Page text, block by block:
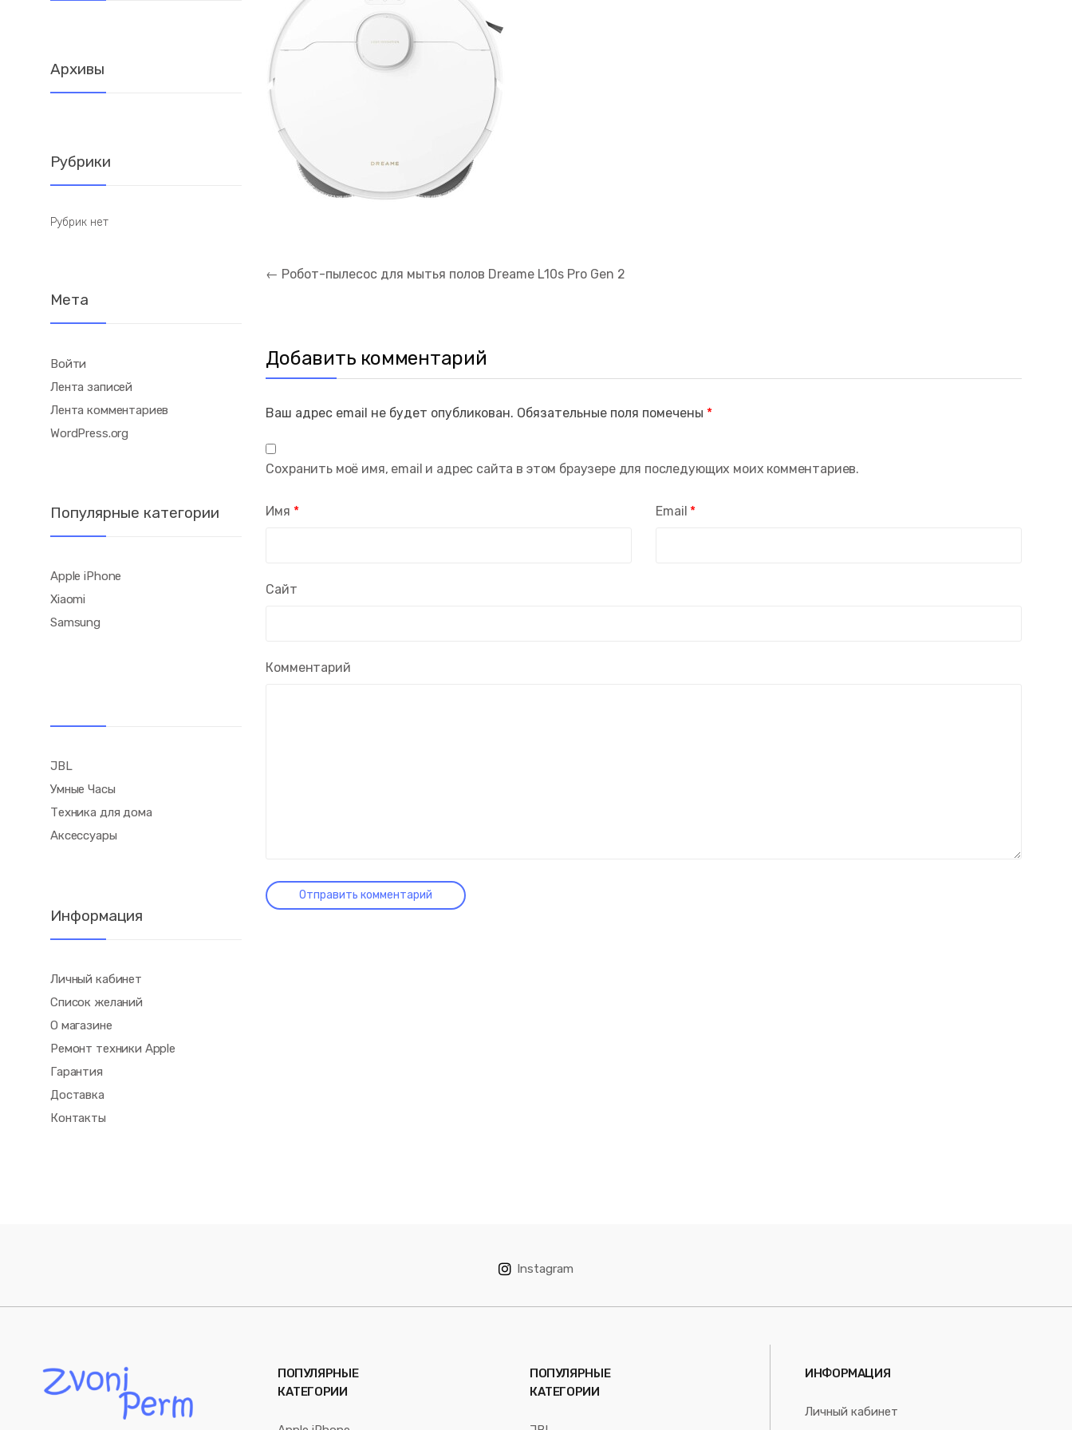
Навигация
← Робот-пылесос для мытья полов Dreame L10s Pro Gen 2
Добавить комментарий
Ваш адрес email не будет опубликован. Обязательные поля помечены *
Комментарий
Имя * Email *
Сайт
Сохранить моё имя, email и адрес сайта в этом браузере для последующих моих комментариев.
Архивы
Рубрики
Рубрик нет
Мета
Войти
Лента записей
Лента комментариев
WordPress.org
Популярные категории
Apple iPhone
Xiaomi
Samsung
JBL
Умные Часы
Техника для дома
Аксессуары
Информация
Личный кабинет
Список желаний
О магазине
Ремонт техники Apple
Гарантия
Доставка
Контакты
Instagram
ПОПУЛЯРНЫЕ
КАТЕГОРИИ
ПОПУЛЯРНЫЕ
КАТЕГОРИИ
ИНФОРМАЦИЯ
Личный кабинет